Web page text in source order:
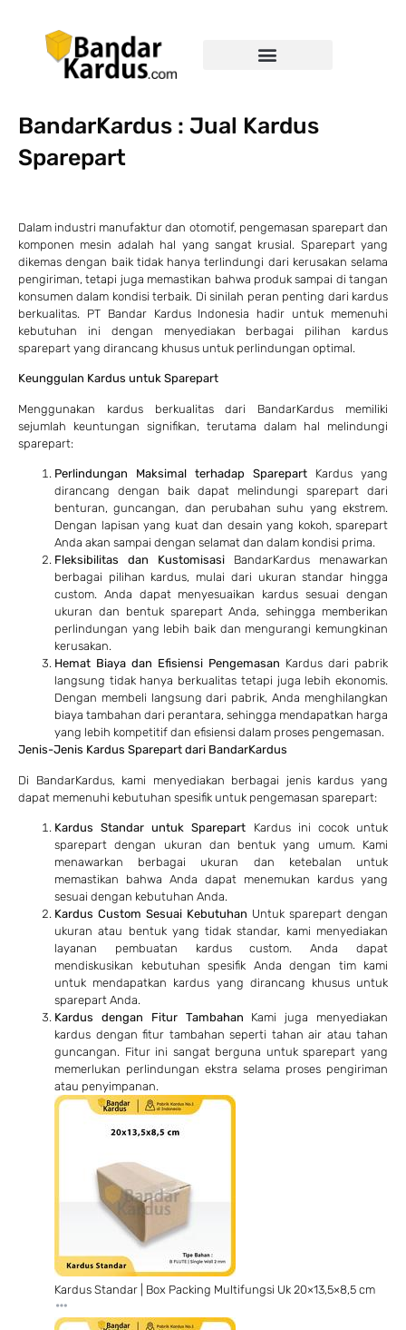
BandarKardus : Jual Kardus
Sparepart
Dalam industri manufaktur dan otomotif, pengemasan sparepart dan
komponen mesin adalah hal yang sangat krusial. Sparepart yang
dikemas dengan baik tidak hanya terlindungi dari kerusakan selama
pengiriman, tetapi juga memastikan bahwa produk sampai di tangan
konsumen dalam kondisi terbaik. Di sinilah peran penting dari kardus
berkualitas. PT Bandar Kardus Indonesia hadir untuk memenuhi
kebutuhan ini dengan menyediakan berbagai pilihan kardus
sparepart yang dirancang khusus untuk perlindungan optimal.
Keunggulan Kardus untuk Sparepart
Menggunakan kardus berkualitas dari BandarKardus memiliki
sejumlah keuntungan signifikan, terutama dalam hal melindungi
sparepart:
Perlindungan Maksimal terhadap Sparepart Kardus yang
dirancang dengan baik dapat melindungi sparepart dari
benturan, guncangan, dan perubahan suhu yang ekstrem.
Dengan lapisan yang kuat dan desain yang kokoh, sparepart
Anda akan sampai dengan selamat dan dalam kondisi prima.
Fleksibilitas dan Kustomisasi BandarKardus menawarkan
berbagai pilihan kardus, mulai dari ukuran standar hingga
custom. Anda dapat menyesuaikan kardus sesuai dengan
ukuran dan bentuk sparepart Anda, sehingga memberikan
perlindungan yang lebih baik dan mengurangi kemungkinan
kerusakan.
Hemat Biaya dan Efisiensi Pengemasan Kardus dari pabrik
langsung tidak hanya berkualitas tetapi juga lebih ekonomis.
Dengan membeli langsung dari pabrik, Anda menghilangkan
biaya tambahan dari perantara, sehingga mendapatkan harga
yang lebih kompetitif dan efisiensi dalam proses pengemasan.
Jenis-Jenis Kardus Sparepart dari BandarKardus
Di BandarKardus, kami menyediakan berbagai jenis kardus yang
dapat memenuhi kebutuhan spesifik untuk pengemasan sparepart:
Kardus Standar untuk Sparepart Kardus ini cocok untuk
sparepart dengan ukuran dan bentuk yang umum. Kami
menawarkan berbagai ukuran dan ketebalan untuk
memastikan bahwa Anda dapat menemukan kardus yang
sesuai dengan kebutuhan Anda.
Kardus Custom Sesuai Kebutuhan Untuk sparepart dengan
ukuran atau bentuk yang tidak standar, kami menyediakan
layanan pembuatan kardus custom. Anda dapat
mendiskusikan kebutuhan spesifik Anda dengan tim kami
untuk mendapatkan kardus yang dirancang khusus untuk
sparepart Anda.
Kardus dengan Fitur Tambahan Kami juga menyediakan
kardus dengan fitur tambahan seperti tahan air atau tahan
guncangan. Fitur ini sangat berguna untuk sparepart yang
memerlukan perlindungan ekstra selama proses pengiriman
atau penyimpanan.
Kardus Standar | Box Packing Multifungsi Uk 20×13,5×8,5 cm